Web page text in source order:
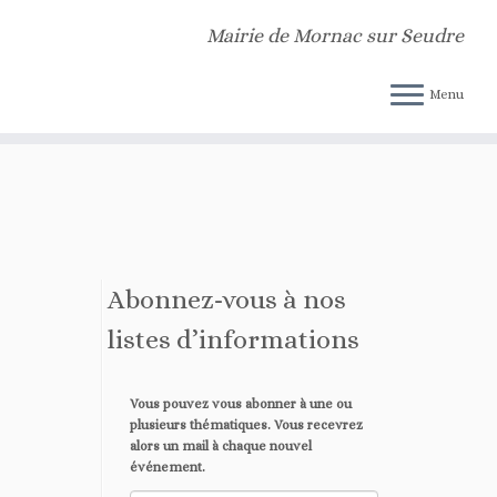
indicator for some code in the plugin or theme running too early. Translations
Mairie de Mornac sur Seudre
Menu
Abonnez-vous à nos
listes d’informations
Vous pouvez vous abonner à une ou
plusieurs thématiques. Vous recevrez
alors un mail à chaque nouvel
événement.